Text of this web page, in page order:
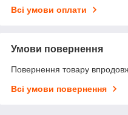
Всі умови оплати
Умови повернення
Повернення товару
Всі умови повернення